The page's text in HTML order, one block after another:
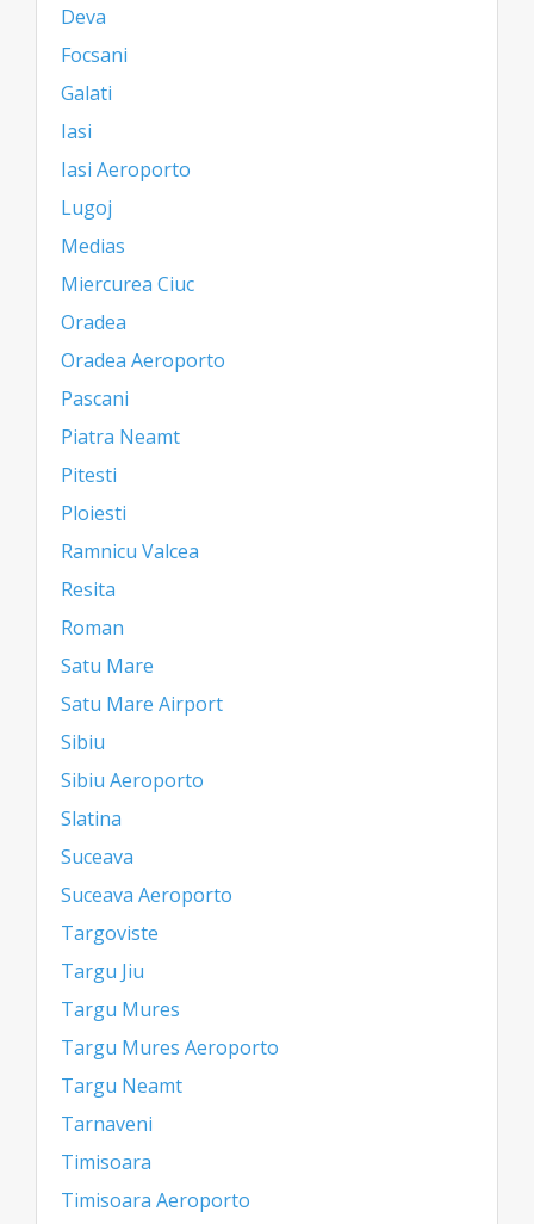
Deva
Focsani
Galati
Iasi
Iasi Aeroporto
Lugoj
Medias
Miercurea Ciuc
Oradea
Oradea Aeroporto
Pascani
Piatra Neamt
Pitesti
Ploiesti
Ramnicu Valcea
Resita
Roman
Satu Mare
Satu Mare Airport
Sibiu
Sibiu Aeroporto
Slatina
Suceava
Suceava Aeroporto
Targoviste
Targu Jiu
Targu Mures
Targu Mures Aeroporto
Targu Neamt
Tarnaveni
Timisoara
Timisoara Aeroporto